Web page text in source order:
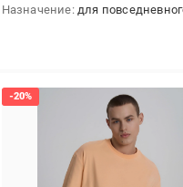
Назначение для повседневного использования,для